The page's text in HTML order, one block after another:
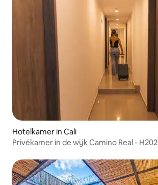
Hotelkamer in Cali
Privékamer in de wijk Camino Real - H202